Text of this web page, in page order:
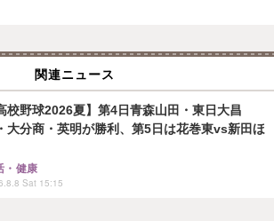
関連ニュース
校野球2026夏】第4日青森山田・東日大昌
大分商・英明が勝利、第5日は花巻東vs新田ほ
・健康
Sat 15:15